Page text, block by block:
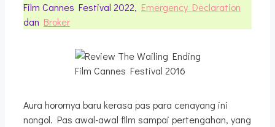
Film Cannes Festival 2022, Emergency Declaration
dan Broker
Film Cannes Festival 2016
Aura horornya baru kerasa pas para cenayang ini
nongol. Pas awal-awal film sampai pertengahan, yang